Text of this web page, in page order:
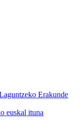
Erakunde
euskal ituna